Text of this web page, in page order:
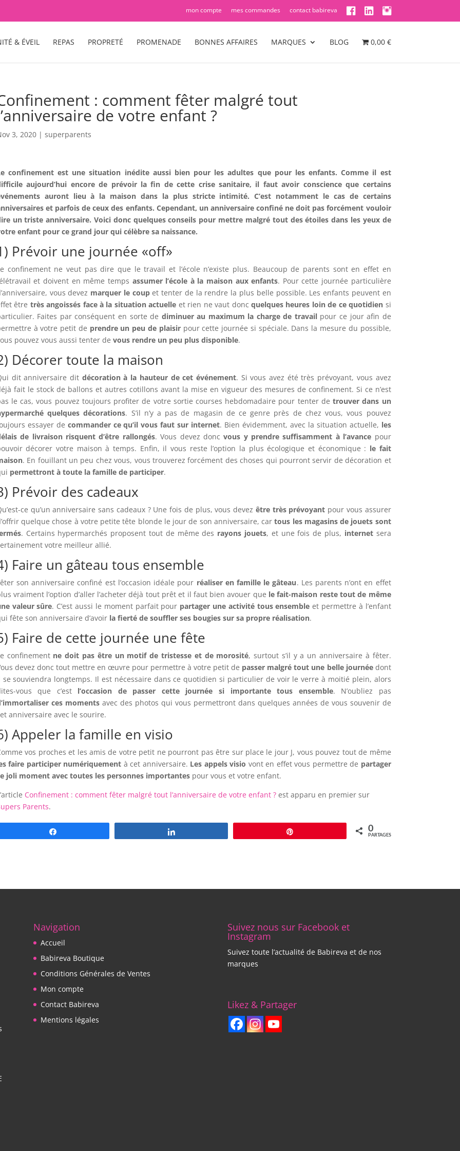
mon compte mes commandes contact babireva
& ÉVEIL REPAS PROPRETÉ PROMENADE BONNES AFFAIRES MARQUES BLOG 0,00 €
: comment fêter malgré tout
de votre enfant ?
3, 2020| superparents
confinement est une situation inédite aussi bien pour les adultes que pour les enfants. Comme il est
aujourd’hui encore de prévoir la fin de cette crise sanitaire, il faut avoir conscience que certains
auront lieu à la maison dans la plus stricte intimité. C’est notamment le cas de certains
et parfois de ceux des enfants. Cependant, un anniversaire confiné ne doit pas forcément vouloir
un triste anniversaire. Voici donc quelques conseils pour mettre malgré tout des étoiles dans les yeux de
enfant pour ce grand jour qui célèbre sa naissance.
Prévoir une journée «off»
confinement ne veut pas dire que le travail et l’école n’existe plus. Beaucoup de parents sont en effet en
et doivent en même temps assumer l’école à la maison aux enfants. Pour cette journée particulière
vous devez marquer le coupet tenter de la rendre la plus belle possible. Les enfants peuvent en
être très angoissés face à la situation actuelle et rien ne vaut donc quelques heures loin de ce quotidien si
Faites par conséquent en sorte de diminuer au maximum la charge de travailpour ce jour afin de
à votre petit de prendre un peu de plaisirpour cette journée si spéciale. Dans la mesure du possible,
pouvez vous aussi tenter de vous rendre un peu plus disponible.
Décorer toute la maison
dit anniversaire dit décoration à la hauteur de cet événement. Si vous avez été très prévoyant, vous avez
fait le stock de ballons et autres cotillons avant la mise en vigueur des mesures de confinement. Si ce n’est
le cas, vous pouvez toujours profiter de votre sortie courses hebdomadaire pour tenter de trouver dans un
quelques décorations. S’il n’y a pas de magasin de ce genre près de chez vous, vous pouvez
essayer de commander ce qu’il vous faut sur internet. Bien évidemment, avec la situation actuelle, les
de livraison risquent d’être rallongés. Vous devez doncvous y prendre suffisamment à l’avance pour
décorer votre maison à temps. Enfin, il vous reste l’option la plus écologique et économique : le fait
. En fouillant un peu chez vous, vous trouverez forcément des choses qui pourront servir de décoration et
permettrontà toute la famille de participer.
Prévoir des cadeaux
ce qu’un anniversaire sans cadeaux ? Une fois de plus, vous devez être très prévoyant pour vous assurer
quelque chose à votre petite tête blonde le jour de son anniversaire, cartous les magasins de jouets sont
. Certains hypermarchés proposent tout de même des rayons jouets, et une fois de plus, internetsera
votre meilleur allié.
Faire un gâteau tous ensemble
son anniversaire confiné est l’occasion idéale pour réaliser en famille le gâteau. Les parents n’ont en effet
vraiment l’option d’aller l’acheter déjà tout prêt et il faut bien avouer que le fait-maison reste tout de même
valeur sûre. C’est aussi le moment parfait pour partager une activité tous ensemble et permettre à l’enfant
fête son anniversaire d’avoirla fierté de souffler ses bougies sur sa propre réalisation.
Faire de cette journée une fête
confinement ne doit pas être un motif de tristesse et de morosité, surtout s’il y a un anniversaire à fêter.
devez donc tout mettre en œuvre pour permettre à votre petit de passer malgré tout une belle journéedont
se souviendra longtemps. Il est nécessaire dans ce quotidien si particulier de voir le verre à moitié plein, alors
vous que c’estl’occasion de passer cette journée si importante tous ensemble. N’oubliez pas
ces momentsavec des photos qui vous permettront dans quelques années de vous souvenir de
anniversaire avec le sourire.
Appeler la famille en visio
vos proches et les amis de votre petit ne pourront pas être sur place le jour J, vous pouvez tout de même
faire participer numériquement à cet anniversaire. Les appels visio vont en effet vous permettre de partager
joli moment avec toutes les personnes importantespour vous et votre enfant.
Confinement : comment fêter malgré tout l’anniversaire de votre enfant ?est apparu en premier sur
Parents.
0
PARTAGES
Navigation
Accueil
Babireva Boutique
Conditions Générales de Ventes
Mon compte
Contact Babireva
Mentions légales
Suivez nous sur Facebook et
Instagram
Suivez toute l’actualité de Babireva et de nos
marques
Likez & Partager